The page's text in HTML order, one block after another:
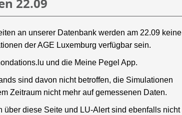
an unserer Datenbank werden am 22.09 keine
der AGE Luxemburg verfügbar sein.
und die Meine Pegel App.
sind davon nicht betroffen, die Simulationen
Zeitraum nicht mehr auf gemessenen Daten.
über diese Seite und LU-Alert sind ebenfalls nicht